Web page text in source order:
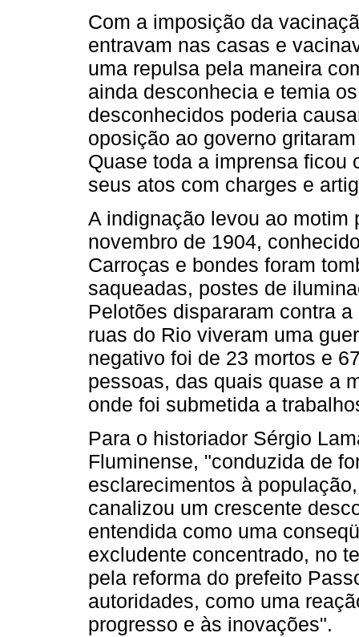
Com a imposição da
entravam nas casas e
uma repulsa pela maneira
ainda desconhecia e temia
desconhecidos poderia
oposição ao governo
Quase toda a imprensa ficou
seus atos com charges e
A indignação levou ao motim
novembro de 1904,
Carroças e bondes foram
saqueadas, postes de
Pelotões dispararam contra
ruas do Rio viveram uma
negativo foi de 23 mortos e
pessoas, das quais quase a
onde foi submetida a
Para o historiador Sérgio
Fluminense, "conduzida de
esclarecimentos à
canalizou um crescente
entendida como uma
excludente concentrado, no
pela reforma do prefeito
autoridades, como uma
progresso e às inovações".